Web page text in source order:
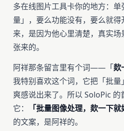
多在线图片工具卡你的地方：
量」，要么功能没有，要么就
来，是因为他心里清楚，真实
张来的。
阿祥那条留言里有个词——「欻
我特别喜欢这个词，它把「批
爽感说出来了。所以 SoloPic 的
它：
「批量图像处理，欻一下就
的文案，是阿祥的。